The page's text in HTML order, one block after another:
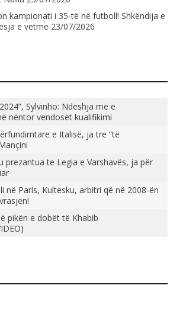
kampionati i 35-të në futboll! Shkëndija e
e vetme 23/07/2026
Sylvinho: Ndeshja më e
nëntor vendoset kualifikimi
e Italisë, ja tre “të
prezantua te Legia e Varshavës, ja për
në Paris, Kultesku, arbitri që në 2008-ën
pikën e dobët të Khabib